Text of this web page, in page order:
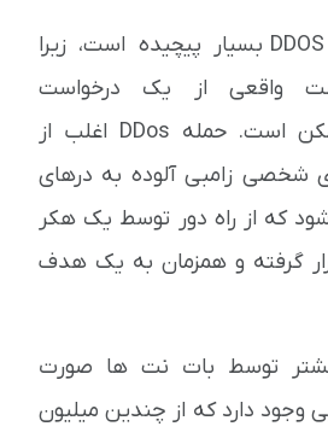
جلوگیری از حملات DDOS بسیار پیچیده است، زیرا
واقعی از یک درخواست
DDos معمولا غیرممکن است. حمله DDos اغلب از
شخصی زامبی آلوده به درهای
که از راه دور توسط یک هکر
گرفته و همزمان به یک هدف
توسط بات نت ها صورت
وجود دارد که از چندین میلیون